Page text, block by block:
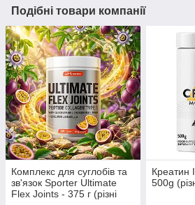
Подібні товари компанії
Комплекс для суглобів та
зв'язок Sporter Ultimate
Flex Joints - 375 г (різні
Креатин
500g